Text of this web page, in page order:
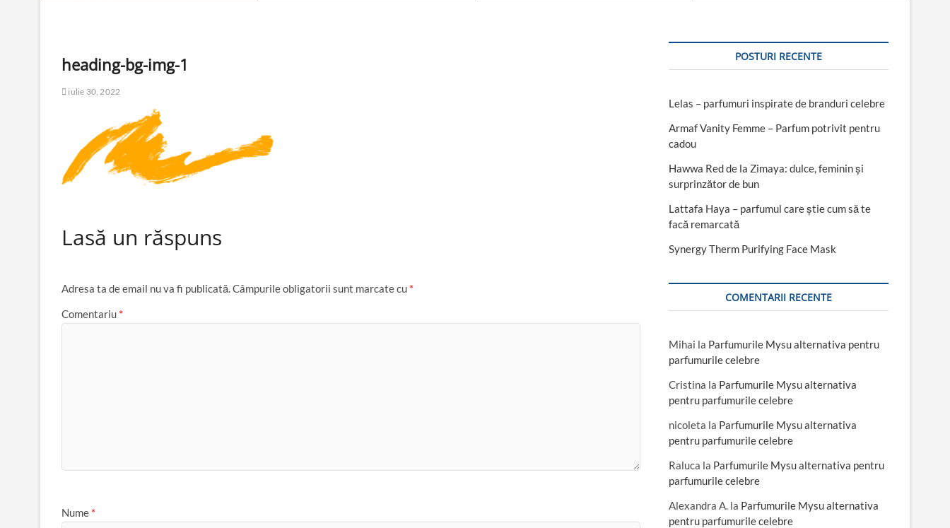
heading-bg-img-1
iulie 30, 2022
Lasă un răspuns
Adresa ta de email nu va fi publicată.Câmpurile obligatorii sunt marcate cu *
Comentariu *
Nume *
POSTURI RECENTE
Lelas – parfumuri inspirate de branduri celebre
Armaf Vanity Femme – Parfum potrivit pentru
cadou
Hawwa Red de la Zimaya: dulce, feminin și
surprinzător de bun
Lattafa Haya – parfumul care știe cum să te
facă remarcată
Synergy Therm Purifying Face Mask
COMENTARII RECENTE
Mihai la Parfumurile Mysu alternativa pentru
parfumurile celebre
Cristina la Parfumurile Mysu alternativa
pentru parfumurile celebre
nicoleta la Parfumurile Mysu alternativa
pentru parfumurile celebre
Raluca la Parfumurile Mysu alternativa pentru
parfumurile celebre
Alexandra A. la Parfumurile Mysu alternativa
pentru parfumurile celebre